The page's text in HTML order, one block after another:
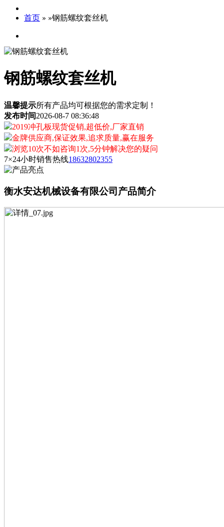
首页 » »钢筋螺纹套丝机
钢筋螺纹套丝机
温馨提示所有产品均可根据您的需求定制！
发布时间2026-08-7 08:36:48
2019冲孔板现货促销,超低价,厂家直销
金牌供应商,保证效果,追求质量,赢在服务
浏览10次不如咨询1次,5分钟解决您的疑问
7×24小时销售热线18632802355
衡水安达机械设备有限公司产品简介